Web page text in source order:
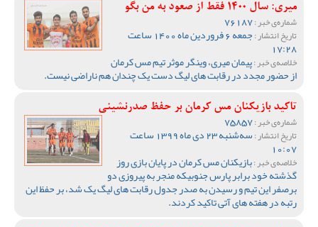
میری: سال 1400 فقط از صعود به من بگو
شماره‌ی خبر :
تاریخ انتشار : جمعه 6 فروردین ماه 1400 ساعت
17:28
خلاصه‌ی خبر :پیمان میری، وینگر موثر تیم مس کرمان
از حضور مجدد در رقابت های لیگ دست یک چندان هم ناراضی نیست.
تاکید بازیکنان مس کرمان بر حفظ صدرنشینی
شماره‌ی خبر :
تاریخ انتشار : سه‌شنبه 23 دی ماه 1399 ساعت
10:07
خلاصه‌ی خبر :بازیکنان مس کرمان در پایان بازی روز
گذشته خود برابر پارس جنوبیکه منجر به پیروزی دو
برصفر این تیم و رسیدن به صدر جدول رقابت های لیگ یک شد، بر حفظ این
رتبه در هفته های آتی تاکید کردند.